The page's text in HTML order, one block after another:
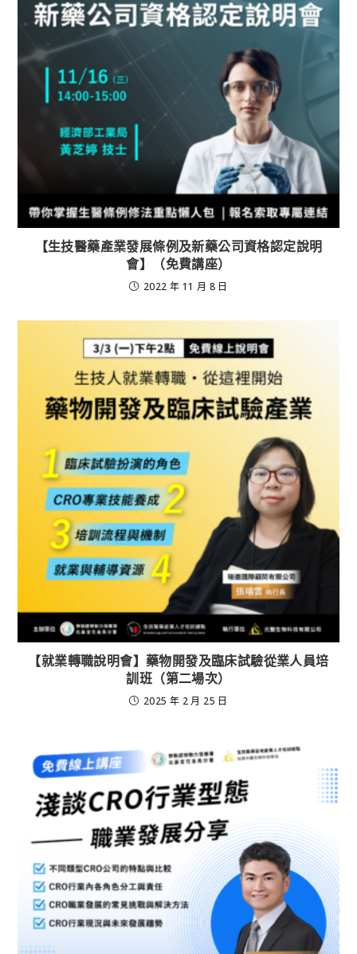
【生技醫藥產業發展條例及新藥公司資格認定說明
會】（免費講座）
2022 年 11 月 8 日
【就業轉職說明會】藥物開發及臨床試驗從業人員培
訓班（第二場次）
2025 年 2 月 25 日